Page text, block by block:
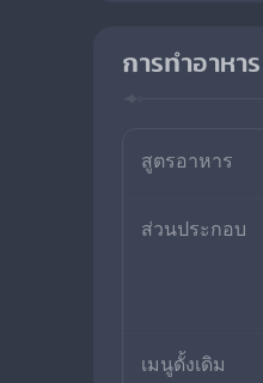
การทำอาหาร
สูตรอาหาร
ส่วนประกอบ
เมนูดั้งเดิม